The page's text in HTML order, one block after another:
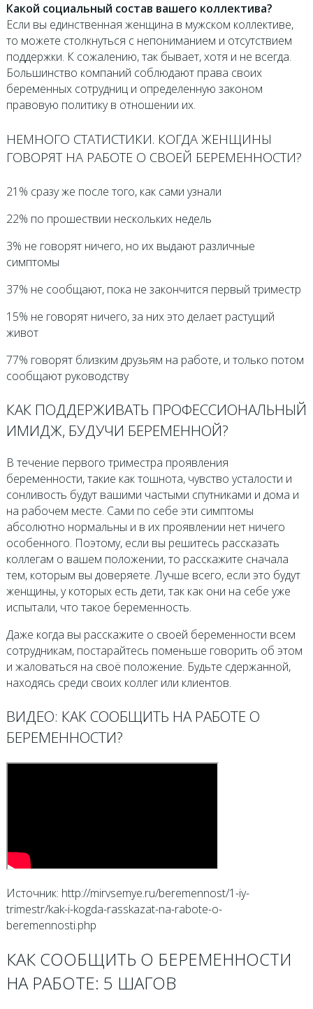
Какой социальный состав вашего коллектива?
Если вы единственная женщина в мужском коллективе,
то можете столкнуться с непониманием и отсутствием
поддержки. К сожалению, так бывает, хотя и не всегда.
Большинство компаний соблюдают права своих
беременных сотрудниц и определенную законом
правовую политику в отношении их.
НЕМНОГО СТАТИСТИКИ. КОГДА ЖЕНЩИНЫ
ГОВОРЯТ НА РАБОТЕ О СВОЕЙ БЕРЕМЕННОСТИ?
21% сразу же после того, как сами узнали
22% по прошествии нескольких недель
3% не говорят ничего, но их выдают различные
симптомы
37% не сообщают, пока не закончится первый триместр
15% не говорят ничего, за них это делает растущий
живот
77% говорят близким друзьям на работе, и только потом
сообщают руководству
КАК ПОДДЕРЖИВАТЬ ПРОФЕССИОНАЛЬНЫЙ
ИМИДЖ, БУДУЧИ БЕРЕМЕННОЙ?
В течение первого триместра проявления
беременности, такие как тошнота, чувство усталости и
сонливость будут вашими частыми спутниками и дома и
на рабочем месте. Сами по себе эти симптомы
абсолютно нормальны и в их проявлении нет ничего
особенного. Поэтому, если вы решитесь рассказать
коллегам о вашем положении, то расскажите сначала
тем, которым вы доверяете. Лучше всего, если это будут
женщины, у которых есть дети, так как они на себе уже
испытали, что такое беременность.
Даже когда вы расскажите о своей беременности всем
сотрудникам, постарайтесь поменьше говорить об этом
и жаловаться на своё положение. Будьте сдержанной,
находясь среди своих коллег или клиентов.
ВИДЕО: КАК СООБЩИТЬ НА РАБОТЕ О
БЕРЕМЕННОСТИ?
Источник: http://mirvsemye.ru/beremennost/1-iy-
trimestr/kak-i-kogda-rasskazat-na-rabote-o-
beremennosti.php
КАК СООБЩИТЬ О БЕРЕМЕННОСТИ
НА РАБОТЕ: 5 ШАГОВ